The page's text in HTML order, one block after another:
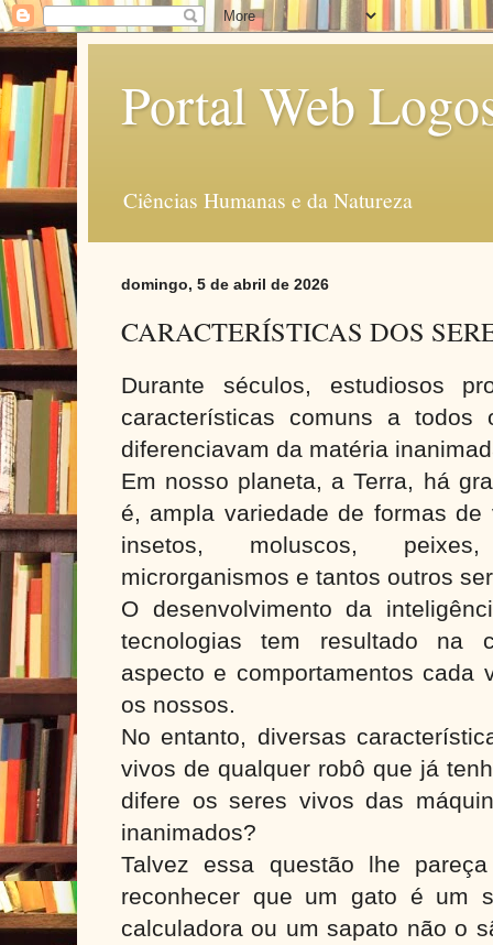
Portal Web
Ciências Humanas e da Natureza
domingo, 5 de abril de 2026
CARACTERÍSTICAS DOS
Durante séculos, estudiosos
características comuns a
diferenciavam da matéria
Em nosso planeta, a Terra, há
é, ampla variedade de formas
insetos, moluscos,
microrganismos e tantos outros
O desenvolvimento da
tecnologias tem resultado na
aspecto e comportamentos cada
os nossos.
No entanto, diversas
vivos de qualquer robô que já
difere os seres vivos das
inanimados?
Talvez essa questão lhe
reconhecer que um gato é um
calculadora ou um sapato não o